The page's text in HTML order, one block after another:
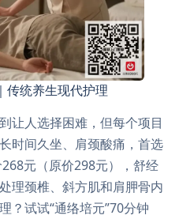
传统养生现代护理
让人选择困难，但每个项目
时间久坐、肩颈酸痛，首选
元（原价298元），舒经
理颈椎、斜方肌和肩胛骨内
？试试“通络培元”70分钟